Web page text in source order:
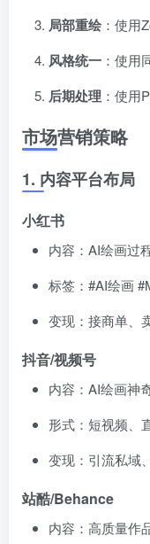
局部重绘：使用
风格统一 ：使用
后期处理 ：使用
市场营销策略
1. 内容平台布局
小红书
内容：AI绘画过
标签：#AI绘画
变现：接商单、
抖音/视频号
内容：AI绘画神
形式：短视频、
变现：引流私域
站酷/Behance
内容：高质量作